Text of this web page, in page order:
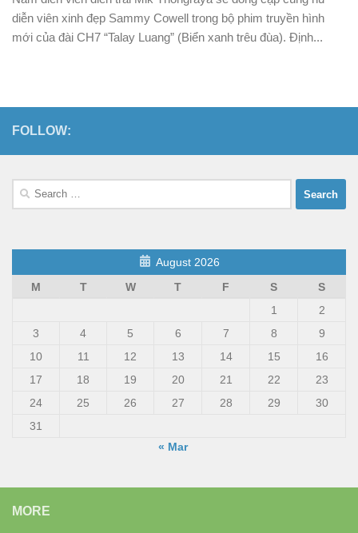
diễn viên xinh đẹp Sammy Cowell trong bộ phim truyền hình
mới của đài CH7 “Talay Luang” (Biển xanh trêu đùa). Định...
FOLLOW:
Search
for:
August 2026
M
T W T F S
S
1
2
3
4 5 6 7 8
9
10
11 12 13 14 15
16
17
18 19 20 21 22
23
24
25 26 27 28 29
30
31
« Mar
MORE